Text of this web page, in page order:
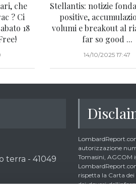
che
? Ci
18
Stellantis: notizie
positive,
volumi e breakout al
far so good ...
14/10/2025 17:47
terra - 41049
autorizzazione
Tomasini, AGCOM
rispetta la Carta
dei-doveri-